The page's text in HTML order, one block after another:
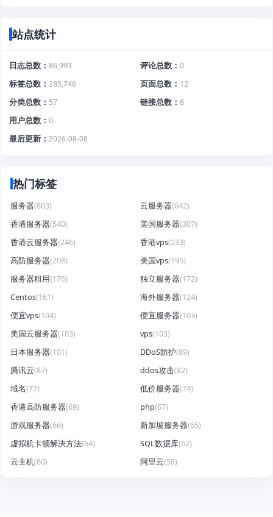
站点统计
日志总数 86,993 评论总数
0
标签总数
285,746 页面总数
12
分类总数
57 链接总数
6
用户总数
0
最后更新
2026-08-08
热门标签
服务器(803) 云服务器(642)
香港服务器(540) 美国服务器(307)
香港云服务器(246) 香港vps(233)
高防服务器(208) 美国vps(195)
服务器租用(176) 独立服务器(172)
Centos(161) 海外服务器(124)
便宜vps(104) 便宜服务器(103)
美国云服务器(103) vps(103)
日本服务器(101) DDoS防护(89)
腾讯云(87) ddos攻击(82)
域名(77) 低价服务器(74)
香港高防服务器(69) php(67)
游戏服务器(66) 新加坡服务器(65)
虚拟机卡顿解决方法(64) SQL数据库(62)
云主机(60) 阿里云(58)